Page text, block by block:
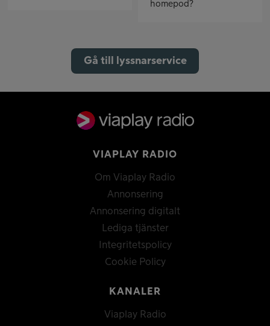
homepod?
Gå till lyssnarservice
VIAPLAY RADIO
Om Viaplay Radio
Annonsering
Annonsering digitalt
Lediga tjänster
Integritetspolicy
Cookie Policy
KANALER
Viaplay Radio